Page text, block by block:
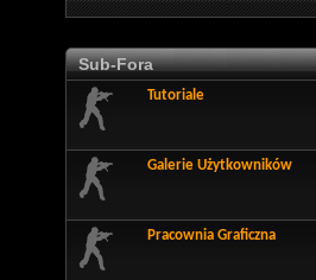
Sub-Fora
Tutoriale
Galerie Użytkowników
Pracownia Graficzna